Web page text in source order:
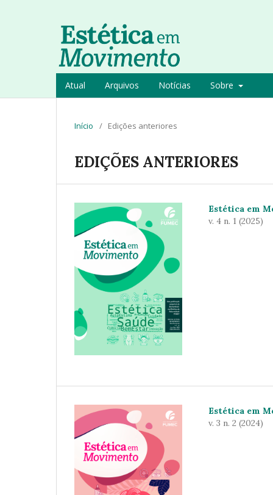
Atual Arquivos Notícias Sobre
Início / Edições anteriores
EDIÇÕES ANTERIORES
Estética em
v. 4 n. 1 (2025)
Estética em
v. 3 n. 2 (2024)